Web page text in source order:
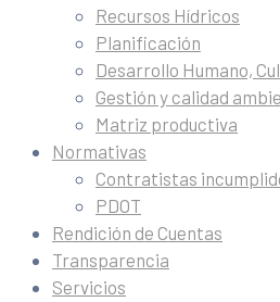
Recursos Hídricos
Planificación
Desarrollo Humano,
Gestión y calidad
Matriz productiva
Normativas
Contratistas
PDOT
Rendición de Cuentas
Transparencia
Servicios